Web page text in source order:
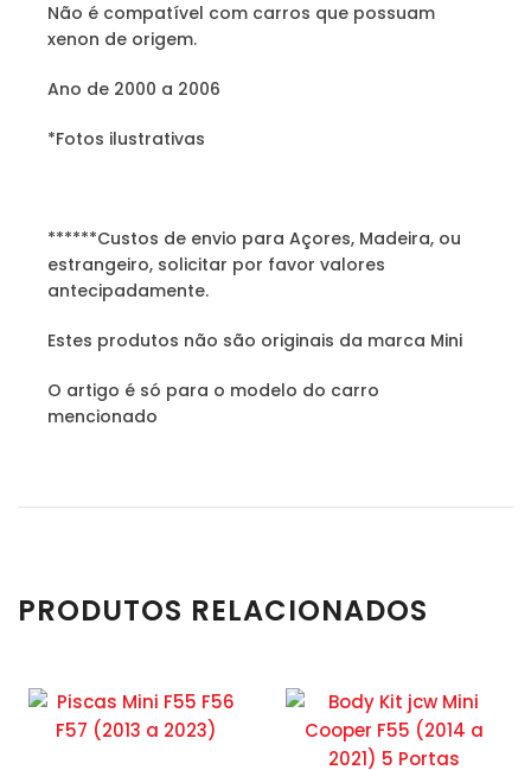
Não é compatível com carros que possuam
xenon de origem.
Ano de 2000 a 2006
*Fotos ilustrativas
******Custos de envio para Açores, Madeira, ou
estrangeiro, solicitar por favor valores
antecipadamente.
Estes produtos não são originais da marca Mini
O artigo é só para o modelo do carro
mencionado
PRODUTOS RELACIONADOS